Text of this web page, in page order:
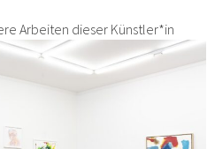
Arbeiten dieser Künstler*in